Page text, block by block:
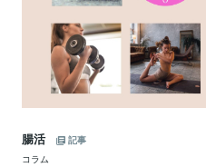
腸活
記事
コラム